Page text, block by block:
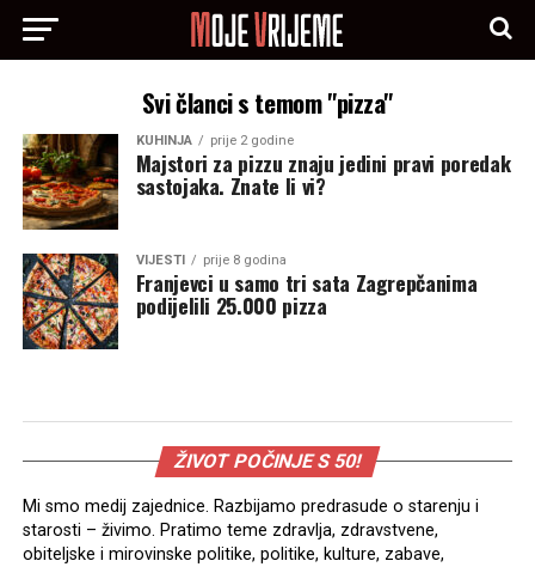
Svi članci s temom "pizza"
KUHINJA prije 2 godine
Majstori za pizzu znaju jedini pravi poredak
sastojaka. Znate li vi?
VIJESTI prije 8 godina
Franjevci u samo tri sata Zagrepčanima
podijelili 25.000 pizza
ŽIVOT POČINJE S 50!
Mi smo medij zajednice. Razbijamo predrasude o starenju i
starosti – živimo. Pratimo teme zdravlja, zdravstvene,
obiteljske i mirovinske politike, politike, kulture, zabave,